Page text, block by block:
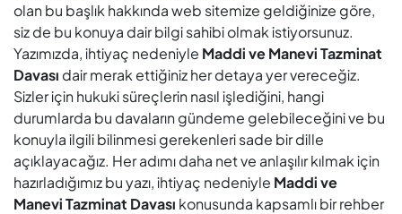
olan bu başlık hakkında web sitemize geldiğinize göre,
siz de bu konuya dair bilgi sahibi olmak istiyorsunuz.
Yazımızda, ihtiyaç nedeniyle Maddi ve Manevi Tazminat
Davası dair merak ettiğiniz her detaya yer vereceğiz.
Sizler için hukuki süreçlerin nasıl işlediğini, hangi
durumlarda bu davaların gündeme gelebileceğini ve bu
konuyla ilgili bilinmesi gerekenleri sade bir dille
açıklayacağız. Her adımı daha net ve anlaşılır kılmak için
hazırladığımız bu yazı, ihtiyaç nedeniyle Maddi ve
Manevi Tazminat Davası konusunda kapsamlı bir rehber